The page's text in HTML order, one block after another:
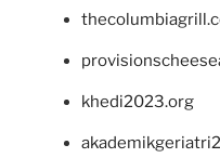
khedi2023.org